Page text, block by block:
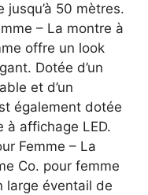
50 mètres.
– La montre à
offre un look
Dotée d’un
et d’un
également dotée
à affichage LED.
Femme – La
Co. pour femme
large éventail de